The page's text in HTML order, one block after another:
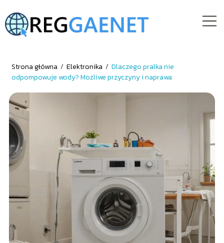
Strona główna / Elektronika / Dlaczego pralka nie
odpompowuje wody? Możliwe przyczyny i naprawa